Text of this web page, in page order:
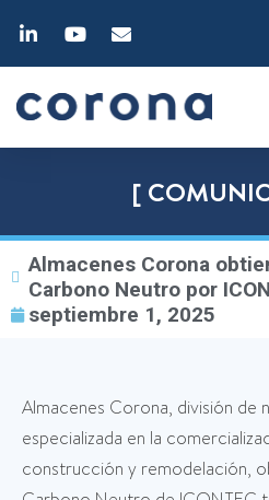
[
Almacenes Corona
Carbono Neutro por
septiembre 1, 2025
Almacenes Corona, división de
especializada en la
construcción y remodelación,